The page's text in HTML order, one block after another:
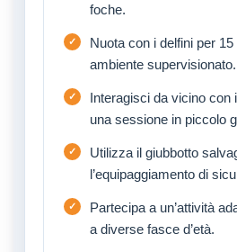
foche.
Nuota con i delfini per
ambiente supervisionato.
Interagisci da vicino con
una sessione in piccolo
Utilizza il giubbotto
l’equipaggiamento di
Partecipa a un’attività
a diverse fasce d’età.